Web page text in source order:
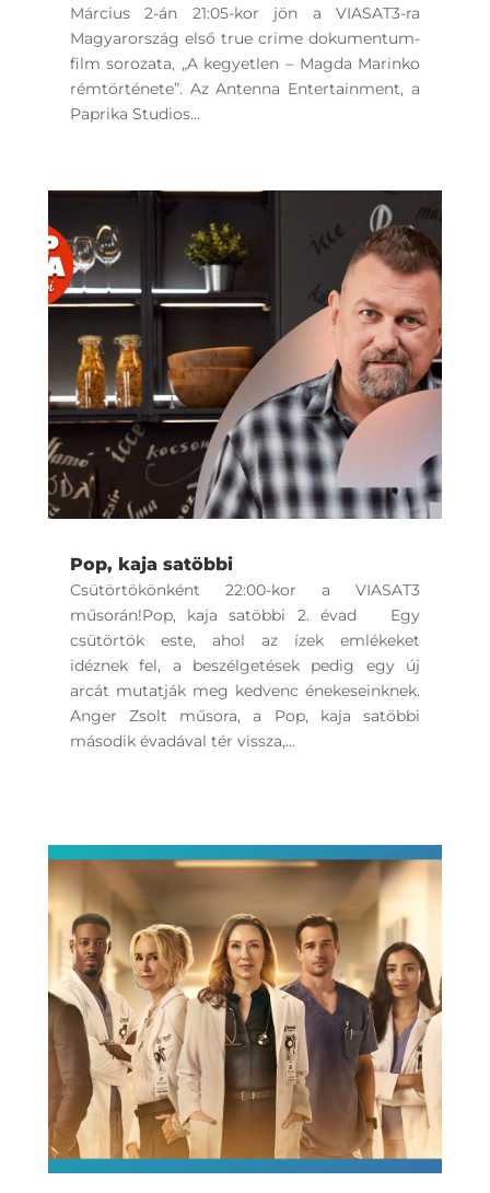
Március 2-án 21:05-kor jön a VIASAT3-ra
Magyarország első true crime dokumentum-
film sorozata, „A kegyetlen – Magda Marinko
rémtörténete”. Az Antenna Entertainment, a
Paprika Studios...
Pop, kaja satöbbi
Csütörtökönként 22:00-kor a VIASAT3
műsorán!Pop, kaja satöbbi 2. évad Egy
csütörtök este, ahol az ízek emlékeket
idéznek fel, a beszélgetések pedig egy új
arcát mutatják meg kedvenc énekeseinknek.
Anger Zsolt műsora, a Pop, kaja satöbbi
második évadával tér vissza,...